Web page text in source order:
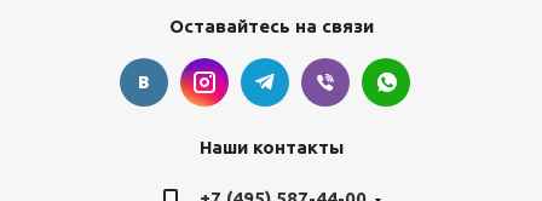
Оставайтесь на связи
Наши контакты